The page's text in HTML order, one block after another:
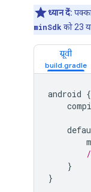
ध्यान दें:
minSdk को 23
ग्रूवी
android {
}
}